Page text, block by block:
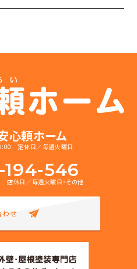
心頼ホーム
定休日／毎週火曜日
194-546
休日／毎週火曜日・その他
わせ